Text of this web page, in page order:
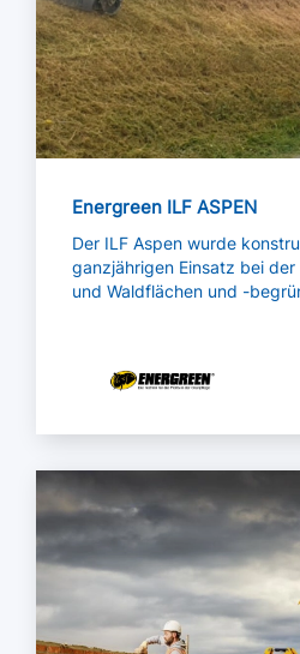
Energreen ILF ASPEN
Der ILF Aspen wurde
ganzjährigen Einsatz bei
und Waldflächen und -
Mehr lesen